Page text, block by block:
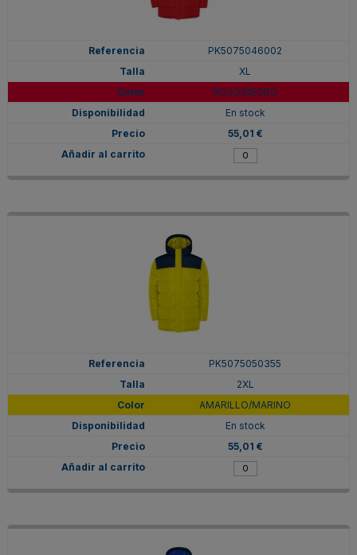
PK5075046002
XL
ROJO/NEGRO
En stock
55,01 €
PK5075050355
2XL
AMARILLO/MARINO
En stock
55,01 €